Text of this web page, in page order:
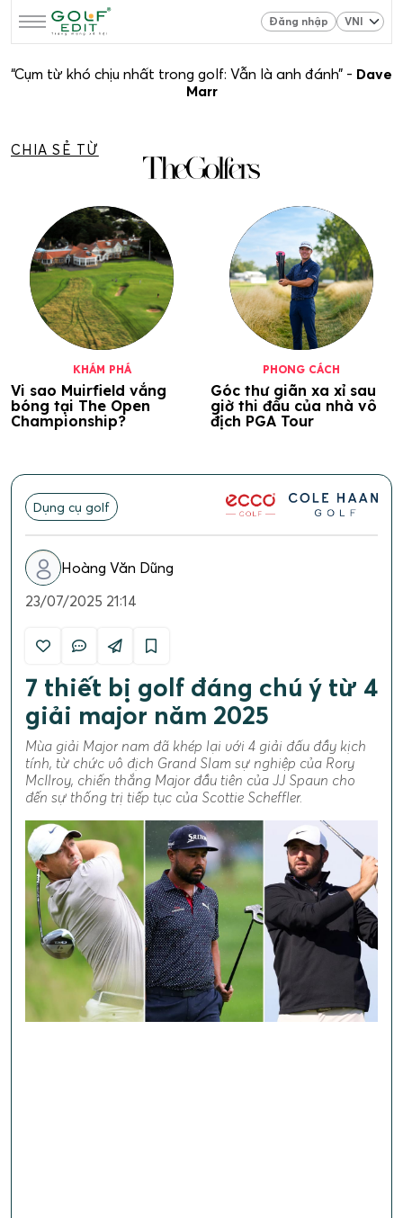
Đăng nhập
“Cụm từ khó chịu nhất trong golf: Vẫn là anh đánh” - Dave
Marr
CHIA SẺ TỪ
KHÁM PHÁ
Vi sao Muirfield vắng
bóng tại The Open
Championship?
PHONG CÁCH
Góc thư giãn xa xỉ sau
giờ thi đấu của nhà vô
địch PGA Tour
Dụng cụ golf
Hoàng Văn Dũng
23/07/2025 21:14
7 thiết bị golf đáng chú ý từ 4
giải major năm 2025
Mùa giải Major nam đã khép lại với 4 giải đấu đầy kịch
tính, từ chức vô địch Grand Slam sự nghiệp của Rory
McIlroy, chiến thắng Major đầu tiên của JJ Spaun cho
đến sự thống trị tiếp tục của Scottie Scheffler.